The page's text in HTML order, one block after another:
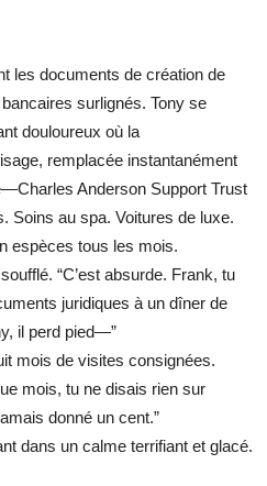
les documents de création de
surlignés. Tony se
douloureux où la
remplacée instantanément
Anderson Support Trust
au spa. Voitures de luxe.
espèces tous les mois.
“C’est absurde. Frank, tu
juridiques à un dîner de
il perd pied—”
mois de visites consignées.
mois, tu ne disais rien sur
donné un cent.”
dans un calme terrifiant et glacé.